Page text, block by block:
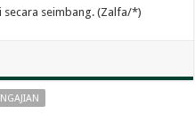
secara seimbang. (Zalfa/*)